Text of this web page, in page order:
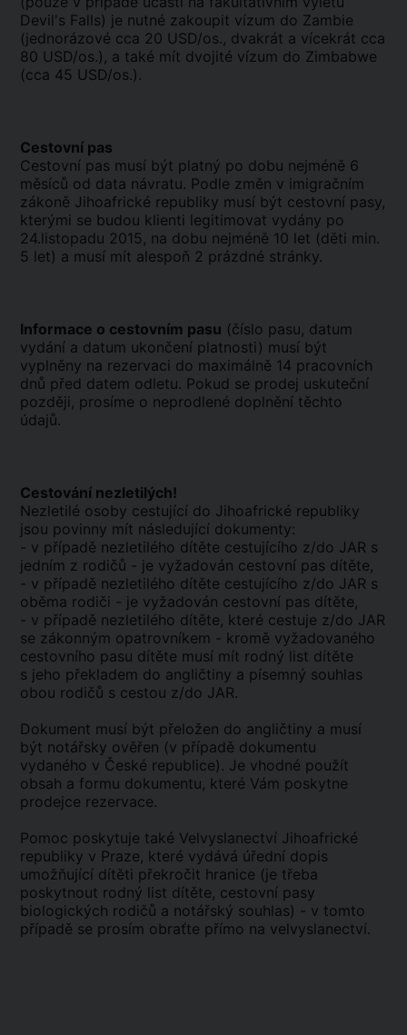
Devil's Falls) je nutné zakoupit vízum do Zambie
(jednorázové cca 20 USD/os., dvakrát a vícekrát cca
80 USD/os.), a také mít dvojité vízum do Zimbabwe
(cca 45 USD/os.).
Cestovní pas
Cestovní pas musí být platný po dobu nejméně 6
měsíců od data návratu. Podle změn v imigračním
zákoně Jihoafrické republiky musí být cestovní pasy,
kterými se budou klienti legitimovat vydány po
24.listopadu 2015, na dobu nejméně 10 let (děti min.
5 let) a musí mít alespoň 2 prázdné stránky.
Informace o cestovním pasu (číslo pasu, datum
vydání a datum ukončení platnosti) musí být
vyplněny na rezervaci do maximálně 14 pracovních
dnů před datem odletu. Pokud se prodej uskuteční
později, prosíme o neprodlené doplnění těchto
údajů.
Cestování nezletilých!
Nezletilé osoby cestující do Jihoafrické republiky
jsou povinny mít následující dokumenty:
- v případě nezletilého dítěte cestujícího z/do JAR s
jedním z rodičů - je vyžadován cestovní pas dítěte,
- v případě nezletilého dítěte cestujícího z/do JAR s
oběma rodiči - je vyžadován cestovní pas dítěte,
- v případě nezletilého dítěte, které cestuje z/do JAR
se zákonným opatrovníkem - kromě vyžadovaného
cestovního pasu dítěte musí mít rodný list dítěte
s jeho překladem do angličtiny a písemný souhlas
obou rodičů s cestou z/do JAR.
Dokument musí být přeložen do angličtiny a musí
být notářsky ověřen (v případě dokumentu
vydaného v České republice). Je vhodné použít
obsah a formu dokumentu, které Vám poskytne
prodejce rezervace.
Pomoc poskytuje také Velvyslanectví Jihoafrické
republiky v Praze, které vydává úřední dopis
umožňující dítěti překročit hranice (je třeba
poskytnout rodný list dítěte, cestovní pasy
biologických rodičů a notářský souhlas) - v tomto
případě se prosím obraťte přímo na velvyslanectví.